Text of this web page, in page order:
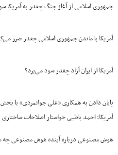
جمهوری اسلامی از آغاز جنگ چقدر به آمریکا
آمریکا با ماندن جمهوری اسلامی چقدر ضرر
آمریکا از ایران آزاد چقدر سود می‌برد؟
پایان دادن به همکاری «علی جوانمردی» با
آمریکا؛ احمد باطبی خواستار اصلاحات
هوش مصنوعی درباره آینده هوش مصنوعی چه